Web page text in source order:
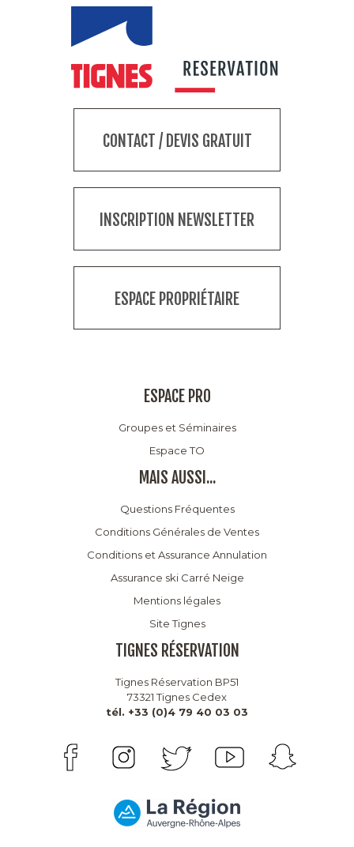
CONTACT / DEVIS GRATUIT
INSCRIPTION NEWSLETTER
ESPACE PROPRIÉTAIRE
ESPACE PRO
Groupes et Séminaires
Espace TO
MAIS AUSSI...
Questions Fréquentes
Conditions Générales de Ventes
Conditions et Assurance Annulation
Assurance ski Carré Neige
Mentions légales
Site Tignes
TIGNES RÉSERVATION
Tignes Réservation BP51
73321 Tignes Cedex
tél. +33 (0)4 79 40 03 03